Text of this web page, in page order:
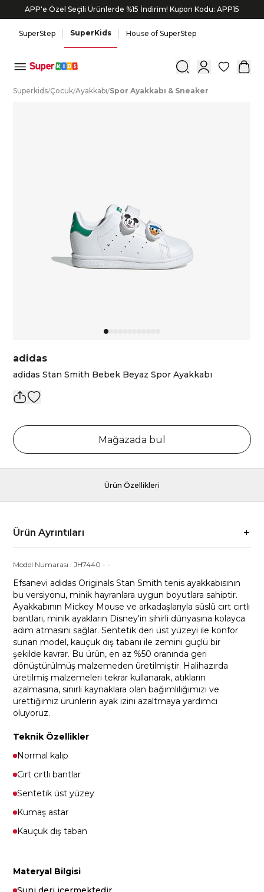
APP'e Özel Seçili Ürünlerde %15 İndirim! Kupon Kodu: APP15
SuperStep SuperKids House of SuperStep
0
Superkids/Çocuk/Ayakkabı/Spor Ayakkabı & Sneaker
adidas
adidas Stan Smith Bebek Beyaz Spor Ayakkabı
Mağazada bul
Ürün Özellikleri
Ürün Ayrıntıları
Model Numarası :JH7440 --
Efsanevi adidas Originals Stan Smith tenis ayakkabısının
bu versiyonu, minik hayranlara uygun boyutlara sahiptir.
Ayakkabının Mickey Mouse ve arkadaşlarıyla süslü cırt cırtlı
bantları, minik ayakların Disney'in sihirli dünyasına kolayca
adım atmasını sağlar. Sentetik deri üst yüzeyi ile konfor
sunan model, kauçuk dış tabanı ile zemini güçlü bir
şekilde kavrar. Bu ürün, en az %50 oranında geri
dönüştürülmüş malzemeden üretilmiştir. Halihazırda
üretilmiş malzemeleri tekrar kullanarak, atıkların
azalmasına, sınırlı kaynaklara olan bağımlılığımızı ve
ürettiğimiz ürünlerin ayak izini azaltmaya yardımcı
oluyoruz.
Teknik Özellikler
Normal kalıp
Cırt cırtlı bantlar
Sentetik üst yüzey
Kumaş astar
Kauçuk dış taban
Materyal Bilgisi